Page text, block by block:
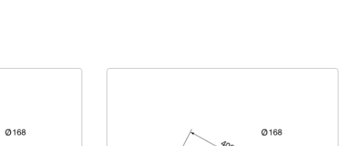
Доставка, шеф-монтаж и пуско-наладка и